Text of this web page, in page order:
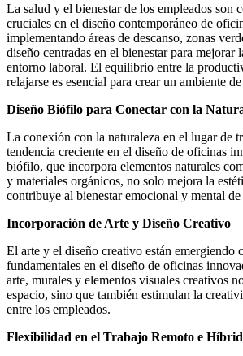
La salud y el bienestar de los empleados son
cruciales en el diseño contemporáneo de
implementando áreas de descanso, zonas
diseño centradas en el bienestar para mejorar
entorno laboral. El equilibrio entre la
relajarse es esencial para crear un ambiente
Diseño Biófilo para Conectar con la
La conexión con la naturaleza en el lugar de
tendencia creciente en el diseño de oficinas
biófilo, que incorpora elementos naturales
y materiales orgánicos, no solo mejora la
contribuye al bienestar emocional y mental de
Incorporación de Arte y Diseño Creativo
El arte y el diseño creativo están emergiendo
fundamentales en el diseño de oficinas
arte, murales y elementos visuales creativos
espacio, sino que también estimulan la
entre los empleados.
Flexibilidad en el Trabajo Remoto e